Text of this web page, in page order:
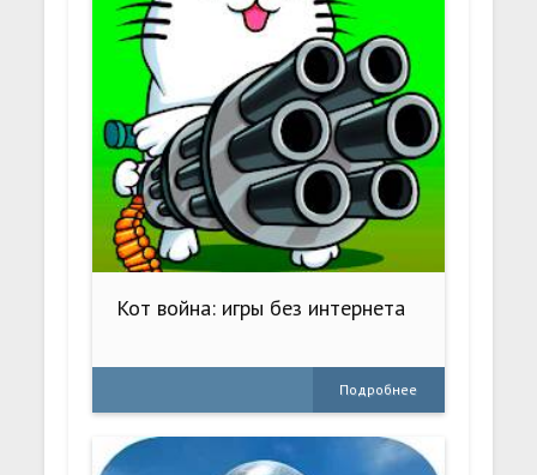
Кот война: игры без интернета
Подробнее